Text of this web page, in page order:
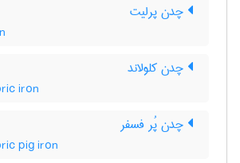
چدن پرلیت
چدن کلولاند
iron
چدن پُر فسفر
pig iron